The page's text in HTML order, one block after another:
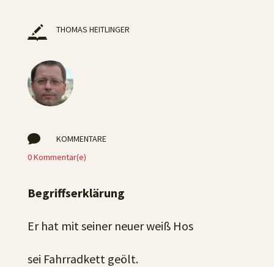
THOMAS HEITLINGER

KOMMENTARE
0 Kommentar(e)
Begriffserklärung
Er hat mit seiner neuer weiß Hos
sei Fahrradkett geölt.